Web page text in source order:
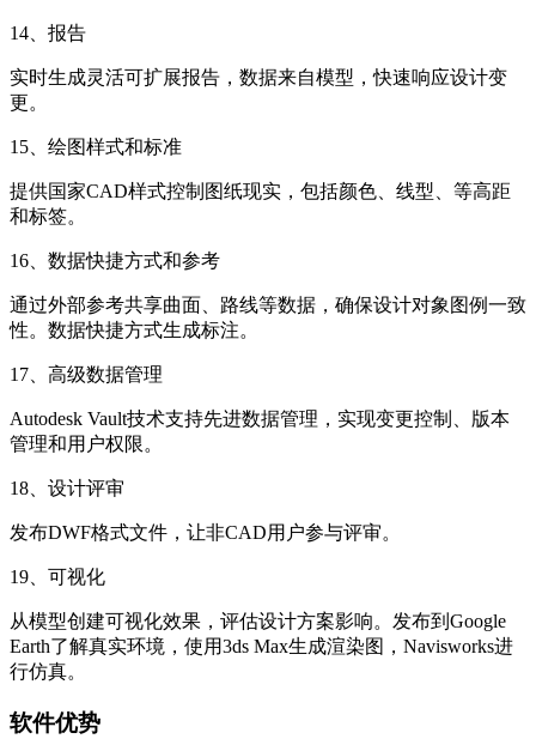
14、报告
实时生成灵活可扩展报告，数据来自模型，快速响应设计变
更。
15、绘图样式和标准
提供国家CAD样式控制图纸现实，包括颜色、线型、等高距
和标签。
16、数据快捷方式和参考
通过外部参考共享曲面、路线等数据，确保设计对象图例一致
性。数据快捷方式生成标注。
17、高级数据管理
Autodesk Vault技术支持先进数据管理，实现变更控制、版本
管理和用户权限。
18、设计评审
发布DWF格式文件，让非CAD用户参与评审。
19、可视化
从模型创建可视化效果，评估设计方案影响。发布到Google
Earth了解真实环境，使用3ds Max生成渲染图，Navisworks进
行仿真。
软件优势